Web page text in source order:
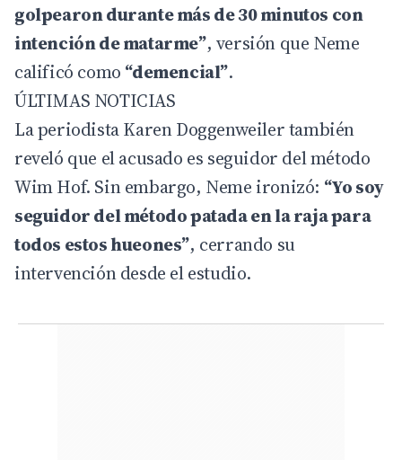
golpearon durante más de 30 minutos con
intención de matarme”, versión que Neme
calificó como “demencial”.
ÚLTIMAS NOTICIAS
La periodista Karen Doggenweiler también
reveló que el acusado es seguidor del método
Wim Hof. Sin embargo, Neme ironizó: “Yo soy
seguidor del método patada en la raja para
todos estos hueones”, cerrando su
intervención desde el estudio.